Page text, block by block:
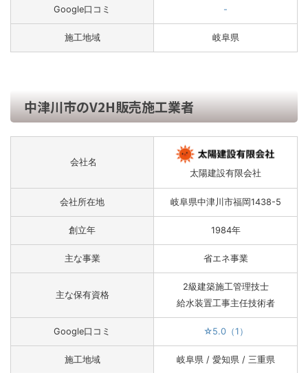
Google口コミ -
施工地域 岐阜県
中津川市のV2H販売施工業者
会社名
太陽建設有限会社
会社所在地 岐阜県中津川市福岡1438-5
創立年 1984年
主な事業 省エネ事業
主な保有資格
2級建築施工管理技士
給水装置工事主任技術者
Google口コミ ☆5.0（1）
施工地域 岐阜県 / 愛知県 / 三重県